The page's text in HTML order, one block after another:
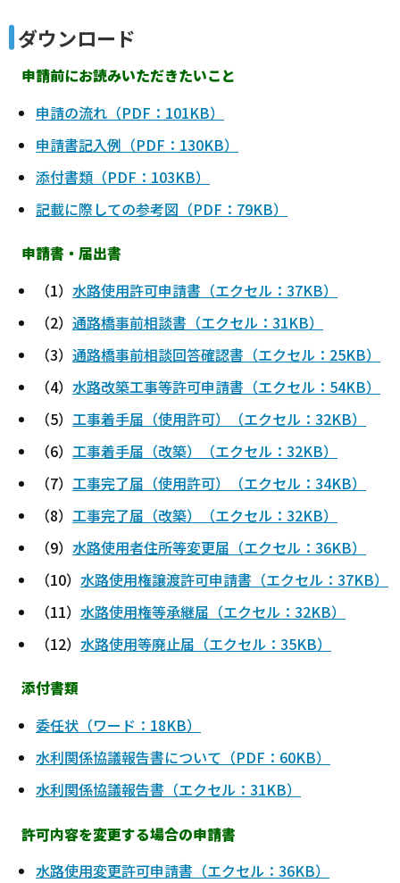
ダウンロード
申請前にお読みいただきたいこと
申請の流れ（PDF：101KB）
申請書記入例（PDF：130KB）
添付書類（PDF：103KB）
記載に際しての参考図（PDF：79KB）
申請書・届出書
（1） 水路使用許可申請書（エクセル：37KB）
（2） 通路橋事前相談書（エクセル：31KB）
（3） 通路橋事前相談回答確認書（エクセル：25KB）
（4） 水路改築工事等許可申請書（エクセル：54KB）
（5） 工事着手届（使用許可）（エクセル：32KB）
（6） 工事着手届（改築）（エクセル：32KB）
（7） 工事完了届（使用許可）（エクセル：34KB）
（8） 工事完了届（改築）（エクセル：32KB）
（9） 水路使用者住所等変更届（エクセル：36KB）
（10） 水路使用権譲渡許可申請書（エクセル：37KB）
（11） 水路使用権等承継届（エクセル：32KB）
（12） 水路使用等廃止届（エクセル：35KB）
添付書類
委任状（ワード：18KB）
水利関係協議報告書について（PDF：60KB）
水利関係協議報告書（エクセル：31KB）
許可内容を変更する場合の申請書
水路使用変更許可申請書（エクセル：36KB）